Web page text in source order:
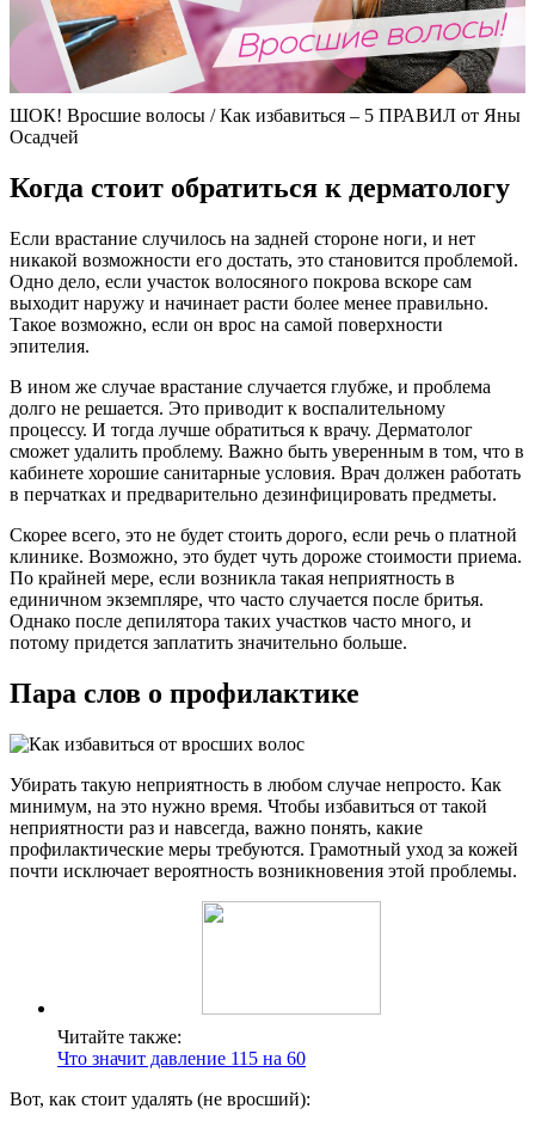
ШОК! Вросшие волосы / Как избавиться – 5 ПРАВИЛ от Яны
Осадчей
Когда стоит обратиться к дерматологу
Если врастание случилось на задней стороне ноги, и нет
никакой возможности его достать, это становится проблемой.
Одно дело, если участок волосяного покрова вскоре сам
выходит наружу и начинает расти более менее правильно.
Такое возможно, если он врос на самой поверхности
эпителия.
В ином же случае врастание случается глубже, и проблема
долго не решается. Это приводит к воспалительному
процессу. И тогда лучше обратиться к врачу. Дерматолог
сможет удалить проблему. Важно быть уверенным в том, что в
кабинете хорошие санитарные условия. Врач должен работать
в перчатках и предварительно дезинфицировать предметы.
Скорее всего, это не будет стоить дорого, если речь о платной
клинике. Возможно, это будет чуть дороже стоимости приема.
По крайней мере, если возникла такая неприятность в
единичном экземпляре, что часто случается после бритья.
Однако после депилятора таких участков часто много, и
потому придется заплатить значительно больше.
Пара слов о профилактике
Убирать такую неприятность в любом случае непросто. Как
минимум, на это нужно время. Чтобы избавиться от такой
неприятности раз и навсегда, важно понять, какие
профилактические меры требуются. Грамотный уход за кожей
почти исключает вероятность возникновения этой проблемы.
Читайте также:
Что значит давление 115 на 60
Вот, как стоит удалять (не вросший):